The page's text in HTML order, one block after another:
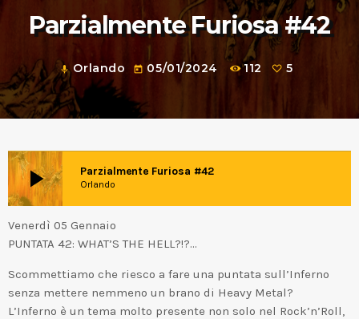
Parzialmente Furiosa #42
mic Orlando today 05/01/2024 112 5
play_arrow Parzialmente Furiosa #42
Orlando
Venerdì 05 Gennaio
PUNTATA 42: WHAT’S THE HELL?!?…
Scommettiamo che riesco a fare una puntata sull’Inferno
senza mettere nemmeno un brano di Heavy Metal?
L’Inferno è un tema molto presente non solo nel Rock’n’Roll,